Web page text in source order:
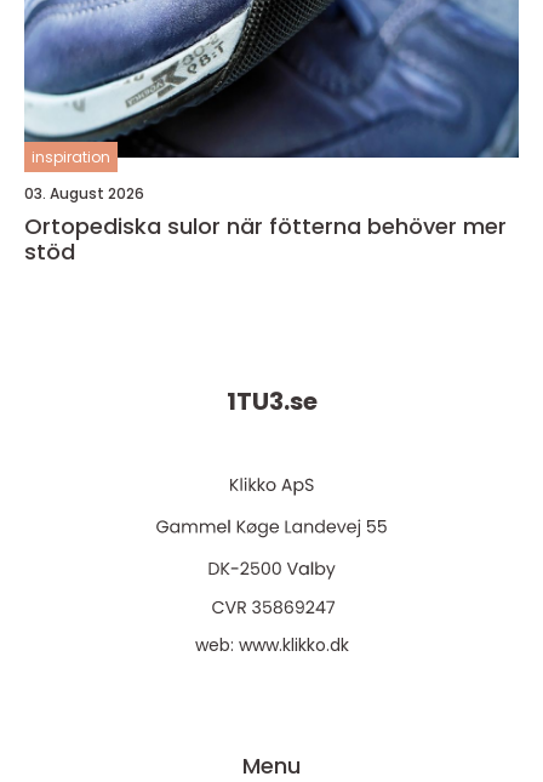
inspiration
03. August 2026
Ortopediska sulor när fötterna behöver mer
stöd
1TU3.se
web: www.klikko.dk
Menu